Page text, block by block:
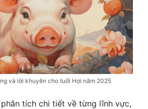
và lời khuyên cho tuổi Hợi năm 2025
phân tích chi tiết về từng lĩnh vực,